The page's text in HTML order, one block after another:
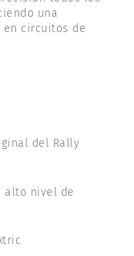
una
circuitos de
del Rally
alto nivel de